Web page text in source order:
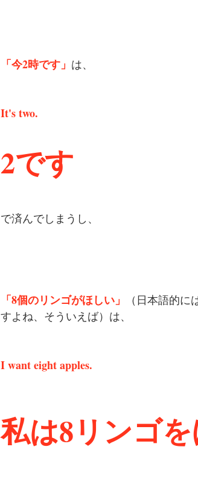
「今2時です」 は、
It's two.
2です
で済んでしまうし、
「8個のリンゴがほしい」
（日本語的
すよね、そういえば）は、
I want eight apples.
私は8リンゴ